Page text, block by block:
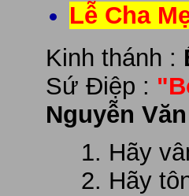
Lễ Cha
Kinh thánh :
Sứ Điệp :
Nguyễn
Hãy
Hãy